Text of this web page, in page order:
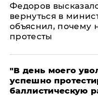
Федоров
вернуться в
объяснил, почему
протесты
​"В день моего
успешно
баллистическую